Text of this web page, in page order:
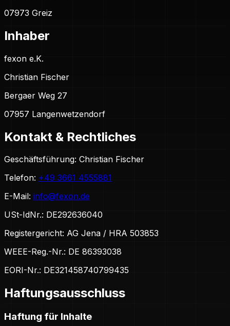
07973 Greiz
Inhaber
fexon e.K.
Christian Fischer
Bergaer Weg 27
07957 Langenwetzendorf
Kontakt & Rechtliches
Geschäftsführung: Christian Fischer
Telefon: +49 3661 4555881
E-Mail: info@fexon.de
USt-IdNr.: DE292636040
Registergericht: AG Jena / HRA 503853
WEEE-Reg.-Nr.: DE 86393038
EORI-Nr.: DE321458740799435
Haftungsausschluss
Haftung für Inhalte